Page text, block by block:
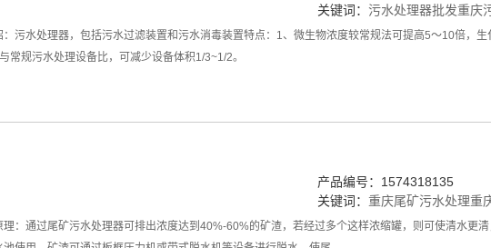
关键词： 污水处理器批发重庆
污水处理器，包括污水过滤装置和污水消毒装置特点：1、微生物浓度较常规法可提高5～10倍，
常规污水处理设备比，可减少设备体积1/3~1/2。
产品编号：1574318135
关键词： 重庆尾矿污水处理重
：通过尾矿污水处理器可排出浓度达到40%-60%的矿渣，若经过多个这样浓缩罐，则可使清水更